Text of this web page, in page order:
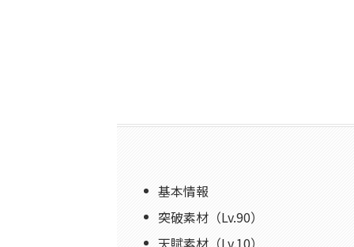
基本情報
突破素材（Lv.90）
天賦素材（Lv.10）